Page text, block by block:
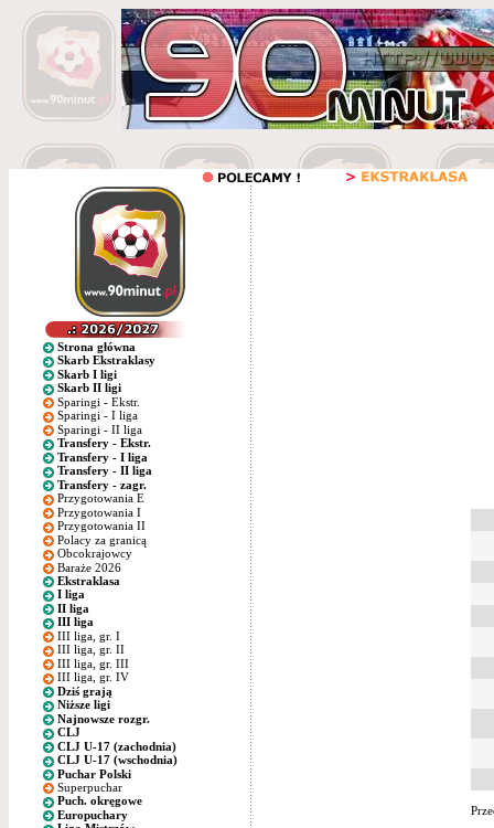
Strona główna
Skarb Ekstraklasy
Skarb I ligi
Skarb II ligi
Sparingi - Ekstr.
Sparingi - I liga
Sparingi - II liga
Transfery - Ekstr.
Transfery - I liga
Transfery - II liga
Transfery - zagr.
Przygotowania E
Przygotowania I
Przygotowania II
Polacy za granicą
Obcokrajowcy
Baraże 2026
Ekstraklasa
I liga
II liga
III liga
III liga, gr. I
III liga, gr. II
III liga, gr. III
III liga, gr. IV
Dziś grają
Niższe ligi
Najnowsze rozgr.
CLJ
CLJ U-17 (zachodnia)
CLJ U-17 (wschodnia)
Puchar Polski
Superpuchar
Puch. okręgowe
Europuchary